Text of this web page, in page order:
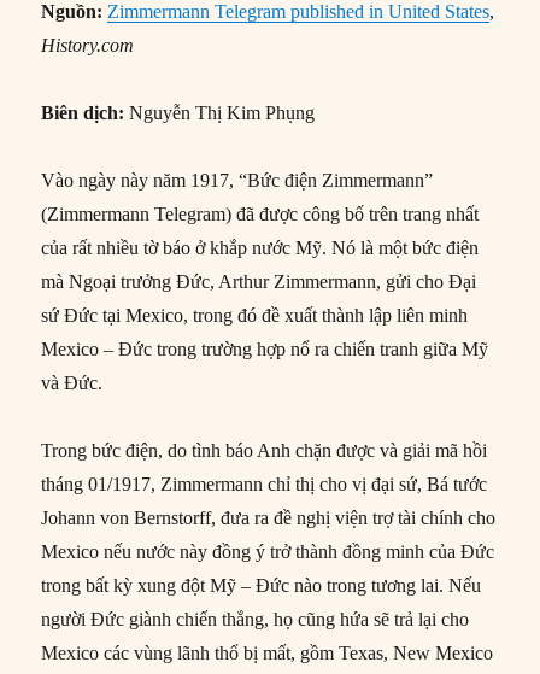
Nguồn: Zimmermann Telegram published in United States,
History.com
Biên dịch: Nguyễn Thị Kim Phụng
Vào ngày này năm 1917, “Bức điện Zimmermann”
(Zimmermann Telegram) đã được công bố trên trang nhất
của rất nhiều tờ báo ở khắp nước Mỹ. Nó là một bức điện
mà Ngoại trưởng Đức, Arthur Zimmermann, gửi cho Đại
sứ Đức tại Mexico, trong đó đề xuất thành lập liên minh
Mexico – Đức trong trường hợp nổ ra chiến tranh giữa Mỹ
và Đức.
Trong bức điện, do tình báo Anh chặn được và giải mã hồi
tháng 01/1917, Zimmermann chỉ thị cho vị đại sứ, Bá tước
Johann von Bernstorff, đưa ra đề nghị viện trợ tài chính cho
Mexico nếu nước này đồng ý trở thành đồng minh của Đức
trong bất kỳ xung đột Mỹ – Đức nào trong tương lai. Nếu
người Đức giành chiến thắng, họ cũng hứa sẽ trả lại cho
Mexico các vùng lãnh thổ bị mất, gồm Texas, New Mexico